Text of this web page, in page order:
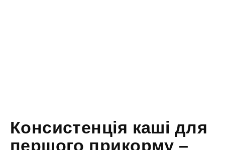
Консистенція каші для
першого прикорму –